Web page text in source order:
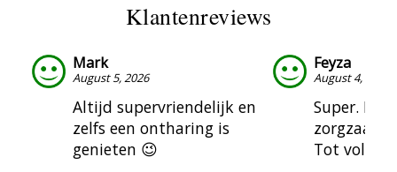
Klantenreviews